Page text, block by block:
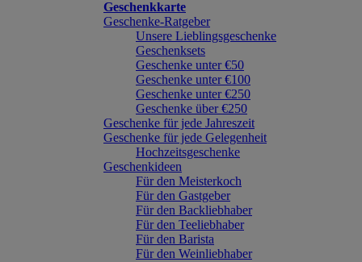
Geschenkkarte
Geschenke-Ratgeber
Unsere Lieblingsgeschenke
Geschenksets
Geschenke unter €50
Geschenke unter €100
Geschenke unter €250
Geschenke über €250
Geschenke für jede Jahreszeit
Geschenke für jede Gelegenheit
Hochzeitsgeschenke
Geschenkideen
Für den Meisterkoch
Für den Gastgeber
Für den Backliebhaber
Für den Teeliebhaber
Für den Barista
Für den Weinliebhaber